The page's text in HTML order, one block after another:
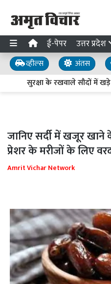
ई-पेपर उत्तर प्रदेश
व्हील्स अंतस
सुरक्षा के रखवाले सौदों में खड़े
जानिए सर्दी में खजूर
प्रेशर के मरीजों के लिए
Amrit Vichar Network